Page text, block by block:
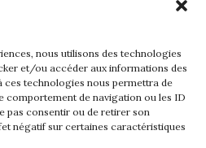
nous utilisons des technologies
et/ou accéder aux informations des
ces technologies nous permettra de
comportement de navigation ou les ID
pas consentir ou de retirer son
négatif sur certaines caractéristiques
chose de
–
!